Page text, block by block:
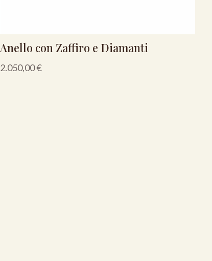
Anello con Zaffiro e Diamanti
2.050,00€